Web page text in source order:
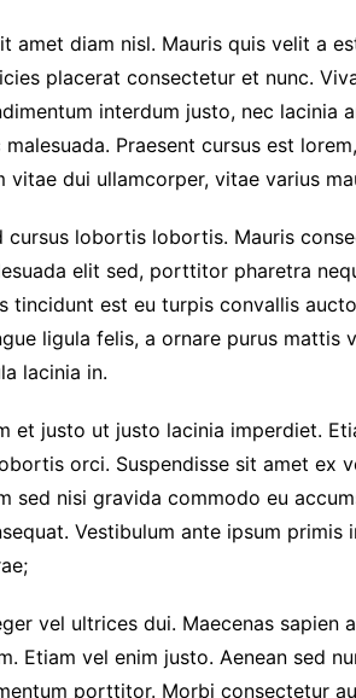
amet diam nisl. Mauris quis velit a
placerat consectetur et nunc.
interdum justo, nec lacinia
malesuada. Praesent cursus est
vitae dui ullamcorper, vitae varius
cursus lobortis lobortis. Mauris
elit sed, porttitor pharetra
tincidunt est eu turpis convallis
ligula felis, a ornare purus mattis
lacinia in.
et justo ut justo lacinia imperdiet.
orci. Suspendisse sit amet ex
sed nisi gravida commodo eu
Vestibulum ante ipsum
vel ultrices dui. Maecenas sapien
Etiam vel enim justo. Aenean sed
porttitor. Morbi consectetur